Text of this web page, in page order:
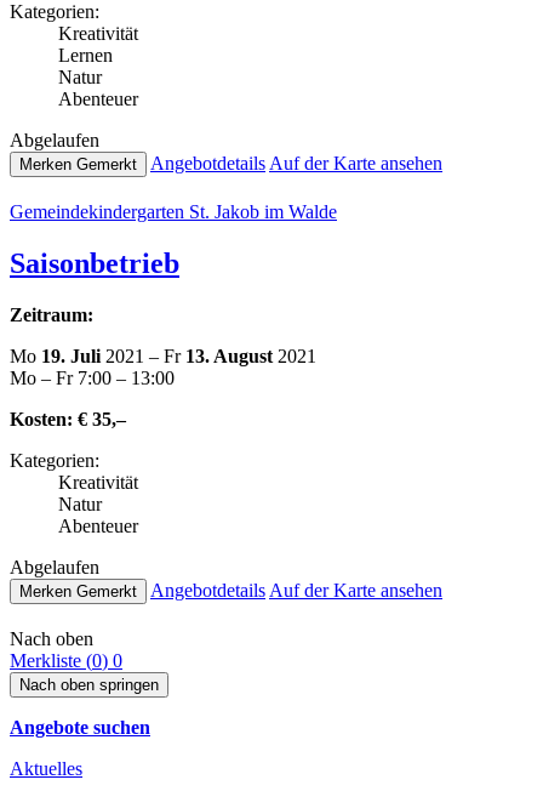
Kate­go­rien:
Krea­ti­vi­tät
Lernen
Natur
Abenteuer
Abge­lau­fen
Merken Gemerkt Ange­botde­tails Auf der Karte ansehen
Gemein­de­kin­der­gar­ten St. Jakob im Walde
Sai­son­be­trieb
Zeitraum:
Mo 19. Juli 2021 – Fr 13. August 2021
Mo – Fr 7:00 – 13:00
Kosten: € 35,–
Kate­go­rien:
Krea­ti­vi­tät
Natur
Abenteuer
Abge­lau­fen
Merken Gemerkt Ange­botde­tails Auf der Karte ansehen
Nach oben
Merkliste (0) 0
Nach oben springen
Angebote suchen
Aktuelles